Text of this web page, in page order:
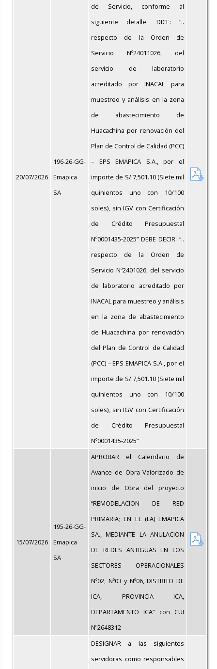
20/07/2026
196-26-GG-
Emapica
SA
de Servicio, conforme al
siguiente detalle: DICE: “..
respecto de la Orden de
Servicio Nº24011026, del
servicio de laboratorio
acreditado por INACAL para
muestreo y análisis en la zona
de abastecimiento de
Huacachina por renovación del
Plan de Control de Calidad (PCC)
– EPS EMAPICA S.A., por el
importe de S/.7,501.10 (Siete mil
quinientos uno con 10/100
soles), sin IGV con Certificación
de Crédito Presupuestal
Nº0001435-2025” DEBE DECIR: “..
respecto de la Orden de
Servicio Nº2401026, del servicio
de laboratorio acreditado por
INACAL para muestreo y análisis
en la zona de abastecimiento
de Huacachina por renovación
del Plan de Control de Calidad
(PCC) – EPS EMAPICA S.A., por el
importe de S/.7,501.10 (Siete mil
quinientos uno con 10/100
soles), sin IGV con Certificación
de Crédito Presupuestal
Nº0001435-2025”
15/07/2026
195-26-GG-
Emapica
SA
APROBAR el Calendario de
Avance de Obra Valorizado de
inicio de Obra del proyecto
“REMODELACION DE RED
PRIMARIA; EN EL (LA) EMAPICA
SA., MEDIANTE LA ANULACION
DE REDES ANTIGUAS EN LOS
SECTORES OPERACIONALES
Nº02, Nº03 y Nº06, DISTRITO DE
ICA, PROVINCIA ICA,
DEPARTAMENTO ICA” con CUI
Nº2648312
DESIGNAR a las siguientes
servidoras como responsables